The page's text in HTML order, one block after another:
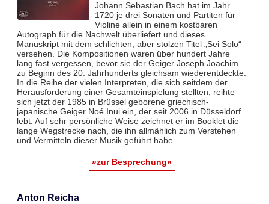
Johann Sebastian Bach hat im Jahr
1720 je drei Sonaten und Partiten für
Violine allein in einem kostbaren
Autograph für die Nachwelt überliefert und dieses
Manuskript mit dem schlichten, aber stolzen Titel „Sei Solo“
versehen. Die Kompositionen waren über hundert Jahre
lang fast vergessen, bevor sie der Geiger Joseph Joachim
zu Beginn des 20. Jahrhunderts gleichsam wiederentdeckte.
In die Reihe der vielen Interpreten, die sich seitdem der
Herausforderung einer Gesamteinspielung stellten, reihte
sich jetzt der 1985 in Brüssel geborene griechisch-
japanische Geiger Noé Inui ein, der seit 2006 in Düsseldorf
lebt. Auf sehr persönliche Weise zeichnet er im Booklet die
lange Wegstrecke nach, die ihn allmählich zum Verstehen
und Vermitteln dieser Musik geführt habe.
»zur Besprechung«
Anton Reicha